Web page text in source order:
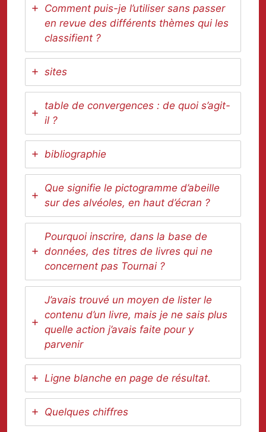
Comment puis-je l’utiliser sans passer
en revue des différents thèmes qui les
classifient ?
sites
table de convergences : de quoi s’agit-
il ?
bibliographie
Que signifie le pictogramme d’abeille
sur des alvéoles, en haut d’écran ?
Pourquoi inscrire, dans la base de
données, des titres de livres qui ne
concernent pas Tournai ?
J’avais trouvé un moyen de lister le
contenu d’un livre, mais je ne sais plus
quelle action j’avais faite pour y
parvenir
Ligne blanche en page de résultat.
Quelques chiffres